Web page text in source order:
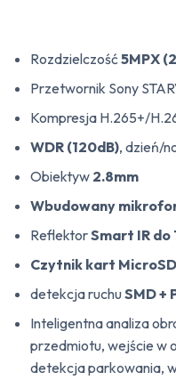
Rozdzielczość5MPX
Przetwornik Sony
Kompresja H.265+/
WDR (120dB), dzień/
Obiektyw 2.8mm
Wbudowany
ReflektorSmart IR do
Czytnik kart
detekcja ruchuSMD +
Inteligentna analiza
przedmiotu, wejście w
detekcja parkowania,